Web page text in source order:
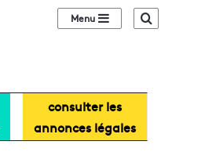
Sidebar (barre
consulter les
annonces légales